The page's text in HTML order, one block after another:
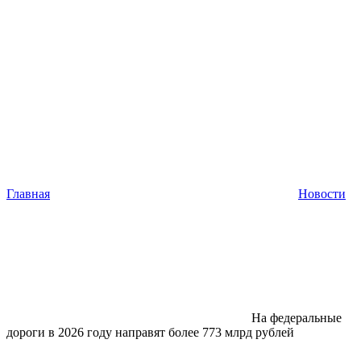
Главная Новости
На федеральные
дороги в 2026 году направят более 773 млрд рублей